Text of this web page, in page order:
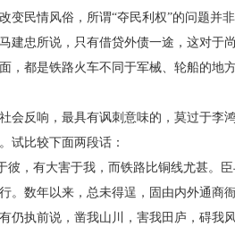
变民情风俗，所谓“夺民利权”的问题并
建忠所说，只有借贷外债一途，这对于
，都是铁路火车不同于军械、轮船的地
会反响，最具有讽刺意味的，莫过于李
试比较下面两段话：
彼，有大害于我，而铁路比铜线尤甚。
。数年以来，总未得逞，固由内外通商
仍执前说，凿我山川，害我田庐，碍我